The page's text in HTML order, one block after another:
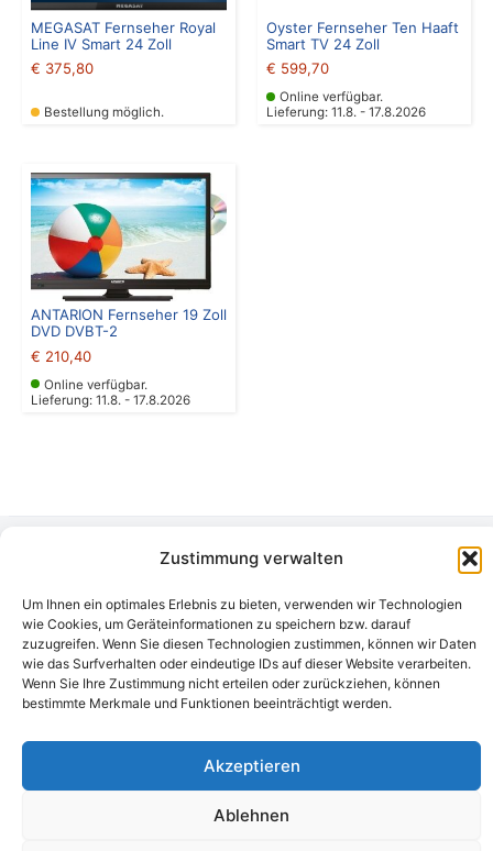
Zustimmung verwalten
Um Ihnen ein optimales Erlebnis zu bieten, verwenden wir Technologien
wie Cookies, um Geräteinformationen zu speichern bzw. darauf
zuzugreifen. Wenn Sie diesen Technologien zustimmen, können wir Daten
wie das Surfverhalten oder eindeutige IDs auf dieser Website verarbeiten.
Wenn Sie Ihre Zustimmung nicht erteilen oder zurückziehen, können
bestimmte Merkmale und Funktionen beeinträchtigt werden.
Akzeptieren
Ablehnen
MEGASAT Fernseher Royal
Line IV Smart 24 Zoll
€ 375,80
Bestellung möglich.
Oyster Fernseher Ten Haaft
Smart TV 24 Zoll
€ 599,70
Online verfügbar.
Lieferung: 11.8. - 17.8.2026
ANTARION Fernseher 19 Zoll
DVD DVBT-2
€ 210,40
Online verfügbar.
Lieferung: 11.8. - 17.8.2026
info@campingbergler.at​
Impressum
AGB
Schlichtungsstelle
Cookie-Richtlinie (EU)